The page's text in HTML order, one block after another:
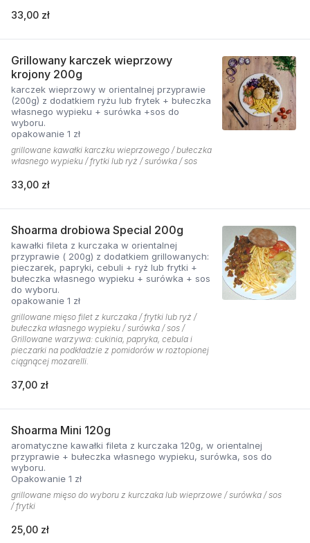
33,00 zł
Grillowany karczek wieprzowy
krojony 200g
karczek wieprzowy w orientalnej przyprawie
(200g) z dodatkiem ryżu lub frytek + bułeczka
własnego wypieku + surówka +sos do
wyboru.
opakowanie 1 zł
grillowane kawałki karczku wieprzowego / bułeczka
własnego wypieku / frytki lub ryż / surówka / sos
33,00 zł
Shoarma drobiowa Special 200g
kawałki fileta z kurczaka w orientalnej
przyprawie ( 200g) z dodatkiem grillowanych:
pieczarek, papryki, cebuli + ryż lub frytki +
bułeczka własnego wypieku + surówka + sos
do wyboru.
opakowanie 1 zł
grillowane mięso filet z kurczaka / frytki lub ryż /
bułeczka własnego wypieku / surówka / sos /
Grillowane warzywa: cukinia, papryka, cebula i
pieczarki na podkładzie z pomidorów w roztopionej
ciągnącej mozarelli.
37,00 zł
Shoarma Mini 120g
aromatyczne kawałki fileta z kurczaka 120g, w orientalnej
przyprawie + bułeczka własnego wypieku, surówka, sos do
wyboru.
Opakowanie 1 zł
grillowane mięso do wyboru z kurczaka lub wieprzowe / surówka / sos
/ frytki
25,00 zł